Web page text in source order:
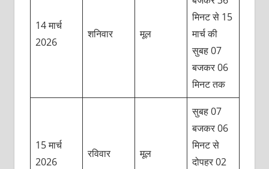
14 मार्च
2026
शनिवार मूल
मिनट से 15
मार्च की
सुबह 07
बजकर 06
मिनट तक
15 मार्च
2026
रविवार मूल
सुबह 07
बजकर 06
मिनट से
दोपहर 02